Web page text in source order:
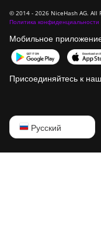
© 2014 - 2026 NiceHash AG. All
Политика конфиденциальности
Мобильное
Присоединяйтесь к
Русский
English